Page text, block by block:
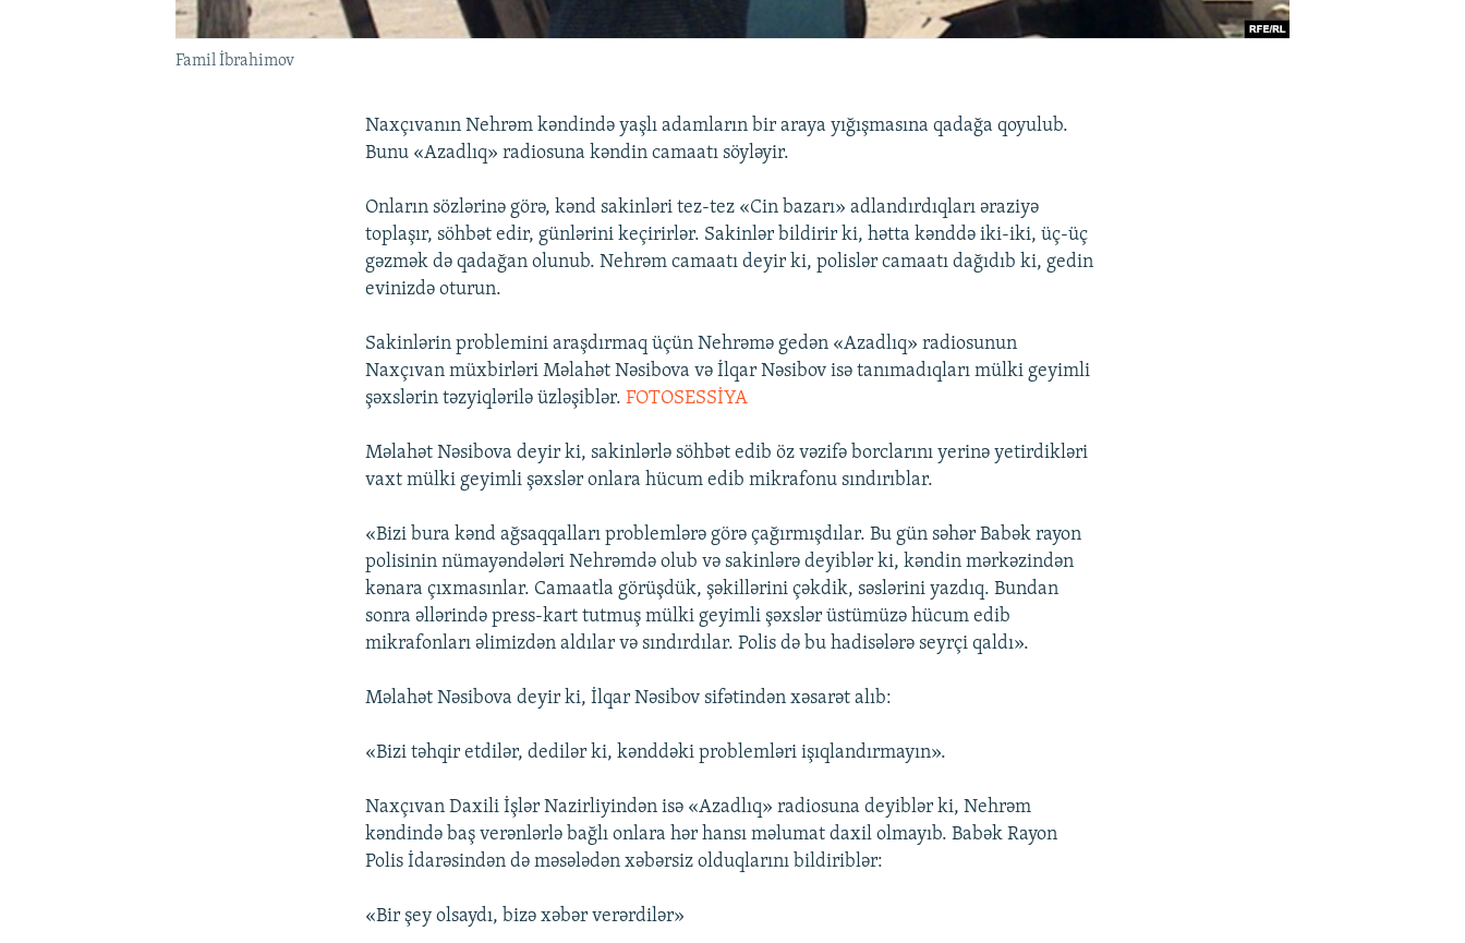
Famil İbrahimov
Naxçıvanın Nehrəm kəndində yaşlı adamların bir araya yığışmasına qadağa qoyulub.
Bunu «Azadlıq» radiosuna kəndin camaatı söyləyir.
Onların sözlərinə görə, kənd sakinləri tez-tez «Cin bazarı» adlandırdıqları əraziyə
toplaşır, söhbət edir, günlərini keçirirlər. Sakinlər bildirir ki, hətta kənddə iki-iki, üç-üç
gəzmək də qadağan olunub. Nehrəm camaatı deyir ki, polislər camaatı dağıdıb ki, gedin
evinizdə oturun.
Sakinlərin problemini araşdırmaq üçün Nehrəmə gedən «Azadlıq» radiosunun
Naxçıvan müxbirləri Məlahət Nəsibova və İlqar Nəsibov isə tanımadıqları mülki geyimli
şəxslərin təzyiqlərilə üzləşiblər.FOTOSESSİYA
Məlahət Nəsibova deyir ki, sakinlərlə söhbət edib öz vəzifə borclarını yerinə yetirdikləri
vaxt mülki geyimli şəxslər onlara hücum edib mikrafonu sındırıblar.
«Bizi bura kənd ağsaqqalları problemlərə görə çağırmışdılar. Bu gün səhər Babək rayon
polisinin nümayəndələri Nehrəmdə olub və sakinlərə deyiblər ki, kəndin mərkəzindən
kənara çıxmasınlar. Camaatla görüşdük, şəkillərini çəkdik, səslərini yazdıq. Bundan
sonra əllərində press-kart tutmuş mülki geyimli şəxslər üstümüzə hücum edib
mikrafonları əlimizdən aldılar və sındırdılar. Polis də bu hadisələrə seyrçi qaldı».
Məlahət Nəsibova deyir ki, İlqar Nəsibov sifətindən xəsarət alıb:
«Bizi təhqir etdilər, dedilər ki, kənddəki problemləri işıqlandırmayın».
Naxçıvan Daxili İşlər Nazirliyindən isə «Azadlıq» radiosuna deyiblər ki, Nehrəm
kəndində baş verənlərlə bağlı onlara hər hansı məlumat daxil olmayıb. Babək Rayon
Polis İdarəsindən də məsələdən xəbərsiz olduqlarını bildiriblər:
«Bir şey olsaydı, bizə xəbər verərdilər»